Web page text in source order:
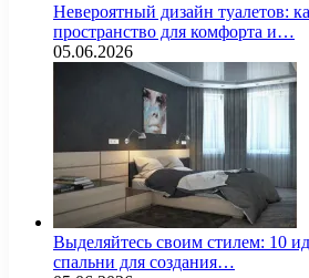
Невероятный дизайн туалетов:
пространство для комфорта и…
05.06.2026
Выделяйтесь своим стилем: 10
спальни для создания…